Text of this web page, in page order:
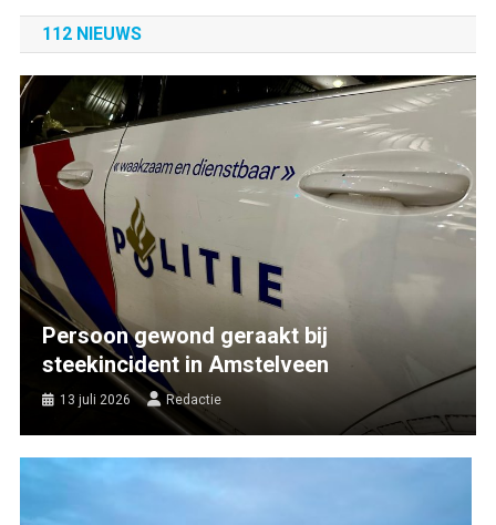
112 NIEUWS
Persoon gewond geraakt bij
steekincident in Amstelveen
13 juli 2026 Redactie